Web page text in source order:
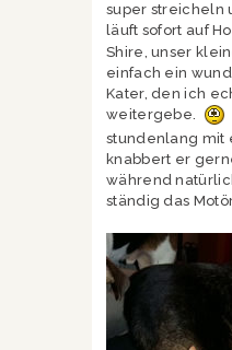
super streicheln
läuft sofort auf
Shire, unser
einfach ein
Kater, den ich
weitergebe.
stundenlang mit
knabbert er
während
ständig das